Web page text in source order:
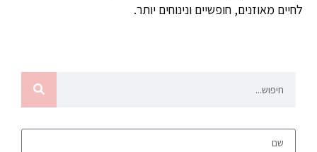
לחיים מאוזנים, חופשיים ונינוחים יותר.